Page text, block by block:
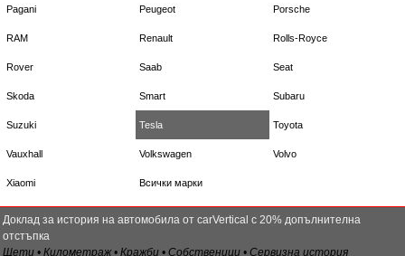
Pagani Peugeot Porsche
RAM Renault Rolls-Royce
Rover Saab Seat
Skoda Smart Subaru
Suzuki Tesla Toyota
Vauxhall Volkswagen Volvo
Xiaomi Всички марки
Доклад за история на автомобила от carVertical с 20% допълнителна
отстъпка
Щети • Километраж • Кражби • Собственици • Сервизна история